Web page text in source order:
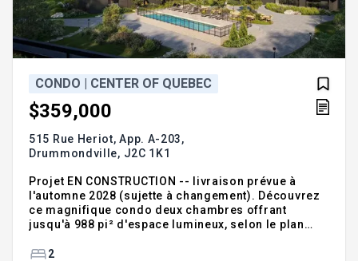
CONDO | CENTER OF QUEBEC
$359,000
515 Rue Heriot, App. A-203,
Drummondville, J2C 1K1
Projet EN CONSTRUCTION -- livraison prévue à
l'automne 2028 (sujette à changement). Découvrez
ce magnifique condo deux chambres offrant
jusqu'à 988 pi² d'espace lumineux, selon le plan
généreuse fenestration et d'une porte-patio de 8
2